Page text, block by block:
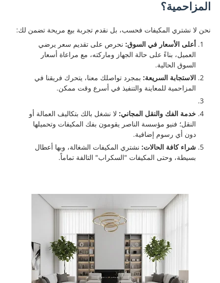
المزاحمية؟
نحن لا نشتري المكيفات فحسب، بل نقدم تجربة بيع مريحة تضمن لك:
أعلى الأسعار في السوق:نحرص على تقديم سعر يرضي
العميل، بناءً على حالة الجهاز وماركته، مع مراعاة أسعار
السوق الحالية.
الاستجابة السريعة:بمجرد تواصلك معنا، يتحرك فريقنا في
المزاحمية للمعاينة والتنفيذ في أسرع وقت ممكن.
خدمة الفك والنقل المجاني:لا نشغل بالك بتكاليف العمالة أو
النقل؛ فنيو مؤسسة الناصر يقومون بفك المكيفات وتحميلها
دون أي رسوم إضافية.
شراء كافة الحالات:نشتري المكيفات الشغالة، وبها أعطال
بسيطة، وحتى المكيفات "السكراب" التالفة تماماً.